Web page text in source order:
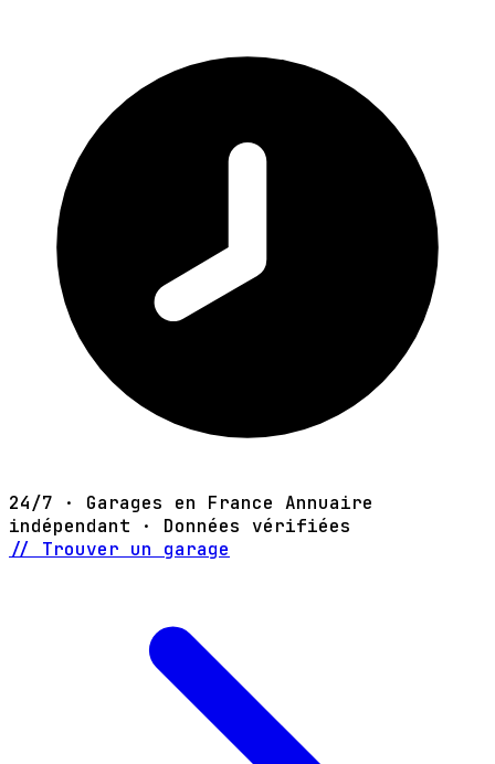
24/7 · Garages en France Annuaire
indépendant · Données vérifiées
// Trouver un garage